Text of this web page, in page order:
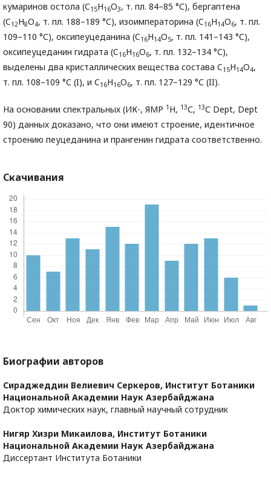
кумаринов остола (C15H16O3, т. пл. 84–85 °С), бергаптена
(C12H8O4, т. пл. 188–189 °С), изоимператорина (C16H14O6, т. пл.
109–110 °С), оксипеуцеданина (C16H14O5, т. пл. 141–143 °С),
оксипеуцеданин гидрата (C16H16O6, т. пл. 132–134 °С),
выделены два кристаллических вещества состава C15H14O4,
т. пл. 108–109 °С (I), и C16H16O6, т. пл. 127–129 °С (II).
На основании спектральных (ИК-, ЯМР 1 Н, 13С, 13С Dept, Dept
90) данных доказано, что они имеют строение, идентичное
строению пеуцеданина и прангенин гидрата соответственно.
Скачивания
Биографии авторов
Сираджеддин Велиевич Серкеров, Институт Ботаники
Национальной Академии Наук Азербайджана
Доктор химических наук, главный научный сотрудник
Нигяр Хизри Микаилова, Институт Ботаники
Национальной Академии Наук Азербайджана
Диссертант Института Ботаники